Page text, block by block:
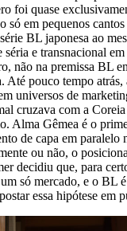
foi quase
só em pequenos
BL japonesa ao
séria e transnacional
não na premissa BL
Até pouco tempo atrás,
universos de
cruzava com a
Alma Gêmea é o
de capa em paralelo
ou não, o
decidiu que, para
só mercado, e o BL
essa hipótese em